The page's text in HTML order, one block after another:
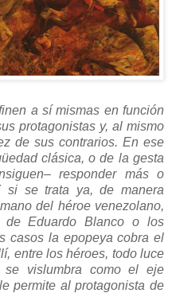
a sí mismas en función
protagonistas y, al mismo
de sus contrarios. En ese
clásica, o de la gesta
responder más o
si se trata ya, de manera
del héroe venezolano,
de Eduardo Blanco o los
casos la epopeya cobra el
entre los héroes, todo luce
vislumbra como el eje
permite al protagonista de